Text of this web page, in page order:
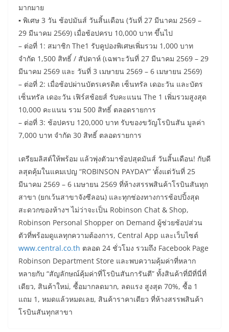
มากมาย
▪ พิเศษ 3 วัน ช้อปมันส์ วันสิ้นเดือน (วันที่ 27 มีนาคม 2569 –
29 มีนาคม 2569) เมื่อช้อปครบ 10,000 บาท ขึ้นไป
– ต่อที่ 1: สมาชิก The1 รับคูปองพิเศษเพิ่มรวม 1,000 บาท
จำกัด 1,500 สิทธิ์ / สัปดาห์ (เฉพาะวันที่ 27 มีนาคม 2569 – 29
มีนาคม 2569 และ วันที่ 3 เมษายน 2569 – 6 เมษายน 2569)
– ต่อที่ 2: เมื่อช้อปผ่านบัตรเครดิต เซ็นทรัล เดอะวัน และบัตร
เซ็นทรัล เดอะวัน เฟิร์สช้อยส์ รับคะแนน The 1 เพิ่มรวมสูงสุด
10,000 คะแนน รวม 500 สิทธิ์ ตลอดรายการ
– ต่อที่ 3: ช้อปครบ 120,000 บาท รับของขวัญโรบินสัน มูลค่า
7,000 บาท จำกัด 30 สิทธิ์ ตลอดรายการ
เตรียมลิสต์ให้พร้อม แล้วพุ่งตัวมาช้อปสุดมันส์ วันสิ้นเดือน! กับดี
ลสุดคุ้มในแคมเปญ “ROBINSON PAYDAY” ‘ตั้งแต่วันที่ 25
มีนาคม 2569 – 6 เมษายน 2569 ที่ห้างสรรพสินค้าโรบินสันทุก
สาขา (ยกเว้นสาขาจังซีลอน) และทุกช่องทางการช้อปปิ้งสุด
สะดวกของห้างฯ ไม่ว่าจะเป็น Robinson Chat & Shop,
Robinson Personal Shopper on Demand ผู้ช่วยช้อปส่วน
ตัวที่พร้อมดูแลทุกความต้องการ, Central App และเว็บไซต์
www.central.co.th ตลอด 24 ชั่วโมง รวมถึง Facebook Page
Robinson Department Store และพบความคุ้มค่าที่หลาก
หลายกับ “สัญลักษณ์คุ้มค่าที่โรบินสันการันตี” ทั้งสินค้าที่มีที่นี่ที่
เดียว, สินค้าใหม่, ซื้อมากลดมาก, ลดแรง สูงสุด 70%, ซื้อ 1
แถม 1, หมดแล้วหมดเลย, สินค้าราคาเดียว ที่ห้างสรรพสินค้า
โรบินสันทุกสาขา